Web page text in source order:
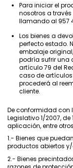
Para iniciar el
nosotros a
llamando al 957
Los bienes a
perfecto estado.
embalaje
podría sufrir una
artículo 79 del
caso de
procederá al
cliente.
De conformidad con
Legislativo 1/2007,
aplicación, entre
1.- Bienes que
productos abiertos
2.- Bienes